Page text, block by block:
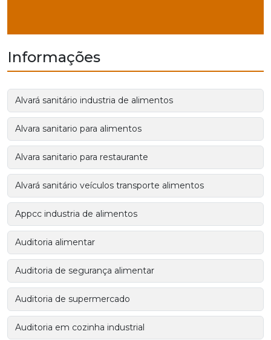
Informações
Alvará sanitário industria de alimentos
Alvara sanitario para alimentos
Alvara sanitario para restaurante
Alvará sanitário veículos transporte alimentos
Appcc industria de alimentos
Auditoria alimentar
Auditoria de segurança alimentar
Auditoria de supermercado
Auditoria em cozinha industrial